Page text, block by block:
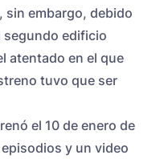
sin embargo, debido
segundo edificio
atentado en el que
tuvo que ser
el 10 de enero de
y un video